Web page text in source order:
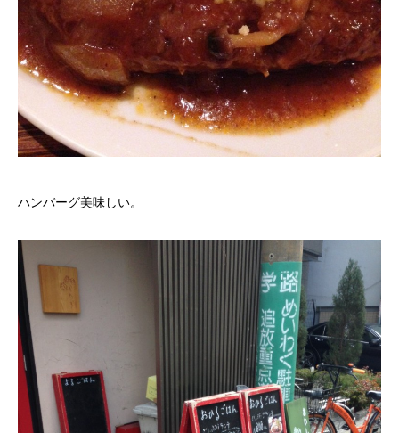
ハンバーグ美味しい。